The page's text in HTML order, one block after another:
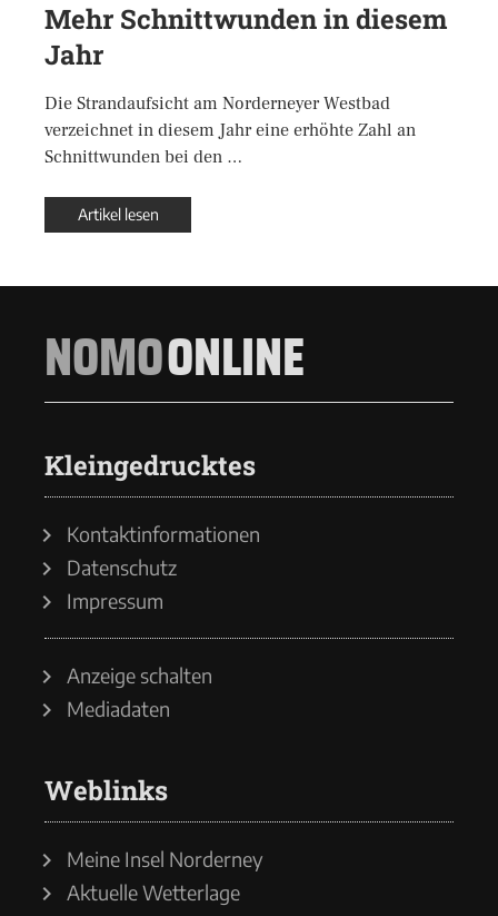
Mehr Schnittwunden in diesem
Jahr
Die Strandaufsicht am Norderneyer Westbad
verzeichnet in diesem Jahr eine erhöhte Zahl an
Schnittwunden bei den …
Artikel lesen
NOMOONLINE
Kleingedrucktes
Kontaktinformationen
Datenschutz
Impressum
Anzeige schalten
Mediadaten
Weblinks
Meine Insel Norderney
Aktuelle Wetterlage